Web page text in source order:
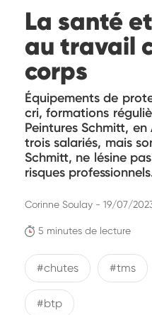
La santé
au travail
corps
Équipements de
cri, formations
Peintures Schmitt,
trois salariés, mais
Schmitt, ne lésine
risques
5 minutes de lecture
Corinne Soulay - 19/07/
#chutes #tms
#btp